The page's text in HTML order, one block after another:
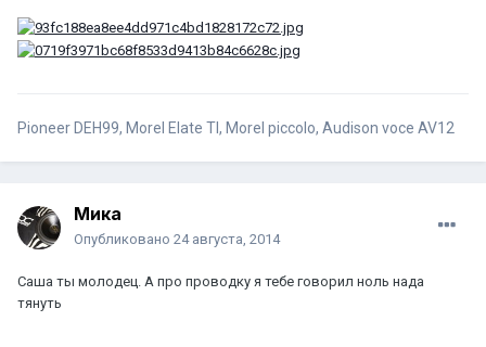
Pioneer DEH99, Morel Elate TI, Morel piccolo, Audison voce AV12
Мика
Опубликовано 24 августа, 2014
Саша ты молодец. А про проводку я тебе говорил ноль нада
тянуть